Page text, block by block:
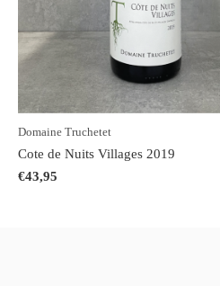
Domaine Truchetet
Cote de Nuits Villages 2019
€43,95